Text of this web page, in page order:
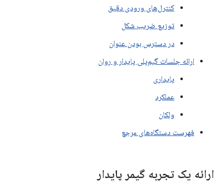
کنترل‌های ورودی دقیق
توزیع ضریب شکل
در دسترس بودن عنوان
ارائه جلسات گیم‌پلی پایدار و روان
پایداری
عملکرد
ولکان
فهرست دستگاه‌های مرجع
ارائه یک تجربه گیمر پایدار